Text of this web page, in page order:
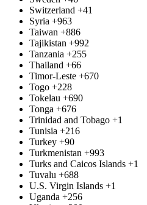
Switzerland +41
Syria +963
Taiwan +886
Tajikistan +992
Tanzania +255
Thailand +66
Timor-Leste +670
Togo +228
Tokelau +690
Tonga +676
Trinidad and Tobago +1
Tunisia +216
Turkey +90
Turkmenistan +993
Turks and Caicos Islands +1
Tuvalu +688
U.S. Virgin Islands +1
Uganda +256